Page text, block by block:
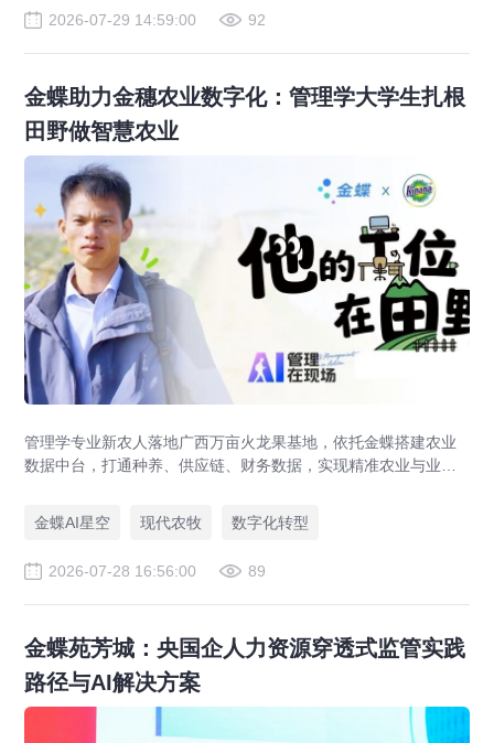
2026-07-29 14:59:00 92
金蝶助力金穗农业数字化：管理学大学生扎根
田野做智慧农业
管理学专业新农人落地广西万亩火龙果基地，依托金蝶搭建农业
数据中台，打通种养、供应链、财务数据，实现精准农业与业财
金蝶AI星空
现代农牧 数字化转型
2026-07-28 16:56:00 89
金蝶苑芳城：央国企人力资源穿透式监管实践
路径与AI解决方案